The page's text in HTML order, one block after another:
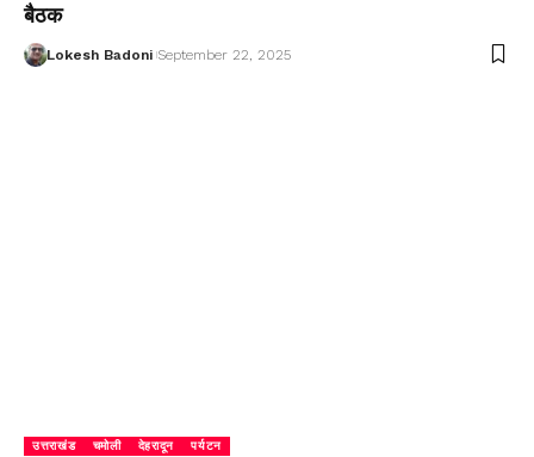
बैठक
Lokesh Badoni September 22, 2025
उत्तराखंड चमोली देहरादून पर्यटन